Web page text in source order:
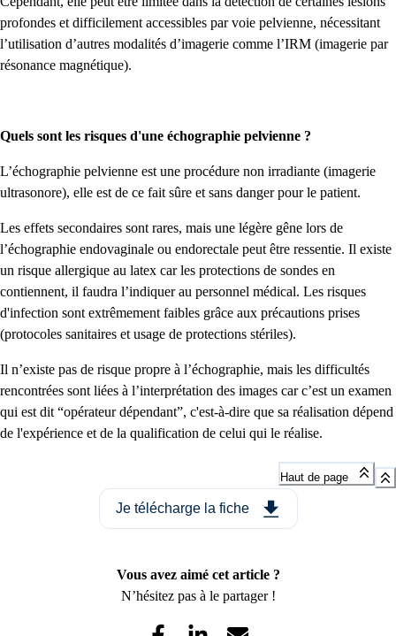
profondes et difficilement accessibles par voie pelvienne, nécessitant
l’utilisation d’autres modalités d’imagerie comme l’IRM (imagerie par
résonance magnétique).
Quels sont les risques d'une échographie pelvienne ?
L’échographie pelvienne est une procédure non irradiante (imagerie
ultrasonore), elle est de ce fait sûre et sans danger pour le patient.
Les effets secondaires sont rares, mais une légère gêne lors de
l’échographie endovaginale ou endorectale peut être ressentie. Il existe
un risque allergique au latex car les protections de sondes en
contiennent, il faudra l’indiquer au personnel médical. Les risques
d'infection sont extrêmement faibles grâce aux précautions prises
(protocoles sanitaires et usage de protections stériles).
Il n’existe pas de risque propre à l’échographie, mais les difficultés
rencontrées sont liées à l’interprétation des images car c’est un examen
qui est dit “opérateur dépendant”, c'est-à-dire que sa réalisation dépend
de l'expérience et de la qualification de celui qui le réalise.
Haut de page
Je télécharge la fiche
Vous avez aimé cet article ?
N’hésitez pas à le partager !